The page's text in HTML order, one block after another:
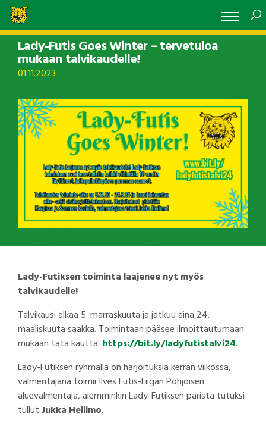
Lady-Futis Goes Winter – tervetuloa
mukaan talvikaudelle!
01.11.2023
Lady-Futiksen toiminta laajenee nyt myös
talvikaudelle!
Talvikausi alkaa 5. marraskuuta ja jatkuu aina 24.
maaliskuuta saakka. Toimintaan pääsee ilmoittautumaan
mukaan tätä kautta: https://bit.ly/ladyfutistalvi24.
Lady-Futiksen ryhmällä on harjoituksia kerran viikossa,
valmentajana toimii Ilves Futis-Liigan Pohjoisen
aluevalmentaja, aiemminkin Lady-Futiksen parista tutuksi
tullutJukka Heilimo.